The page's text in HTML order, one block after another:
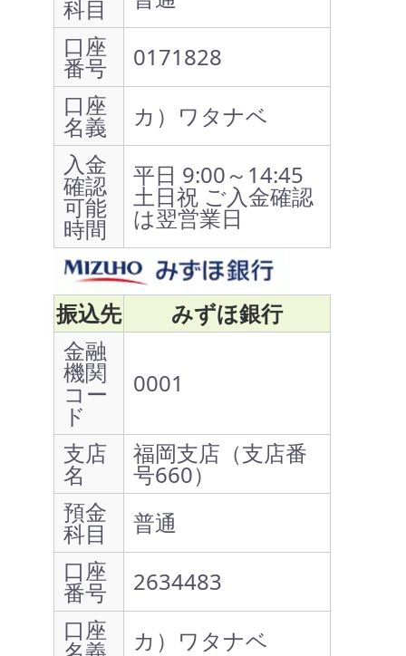
科目
口座
番号
0171828
口座
名義
カ）ワタナベ
入金
確認
可能
時間
平日 9:00～14:45
土日祝 ご入金確認
は翌営業日
振込先
みずほ銀行
金融
機関
コー
ド
0001
支店
名
福岡支店（支店番
号660）
預金
科目
普通
口座
番号
2634483
口座
カ）ワタナベ